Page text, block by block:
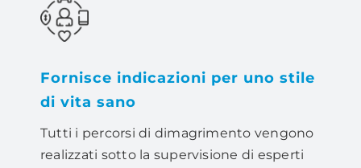
Fornisce indicazioni per uno stile
di vita sano
Tutti i percorsi di dimagrimento vengono
realizzati sotto la supervisione di esperti